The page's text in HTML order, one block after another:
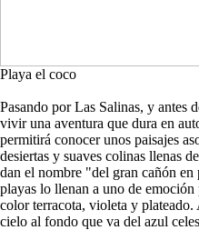
Playa el coco
Pasando por Las Salinas, y antes
vivir una aventura que dura en
permitirá conocer unos paisajes
desiertas y suaves colinas llenas
dan el nombre "del gran cañón en
playas lo llenan a uno de
color terracota, violeta y
cielo al fondo que va del azul